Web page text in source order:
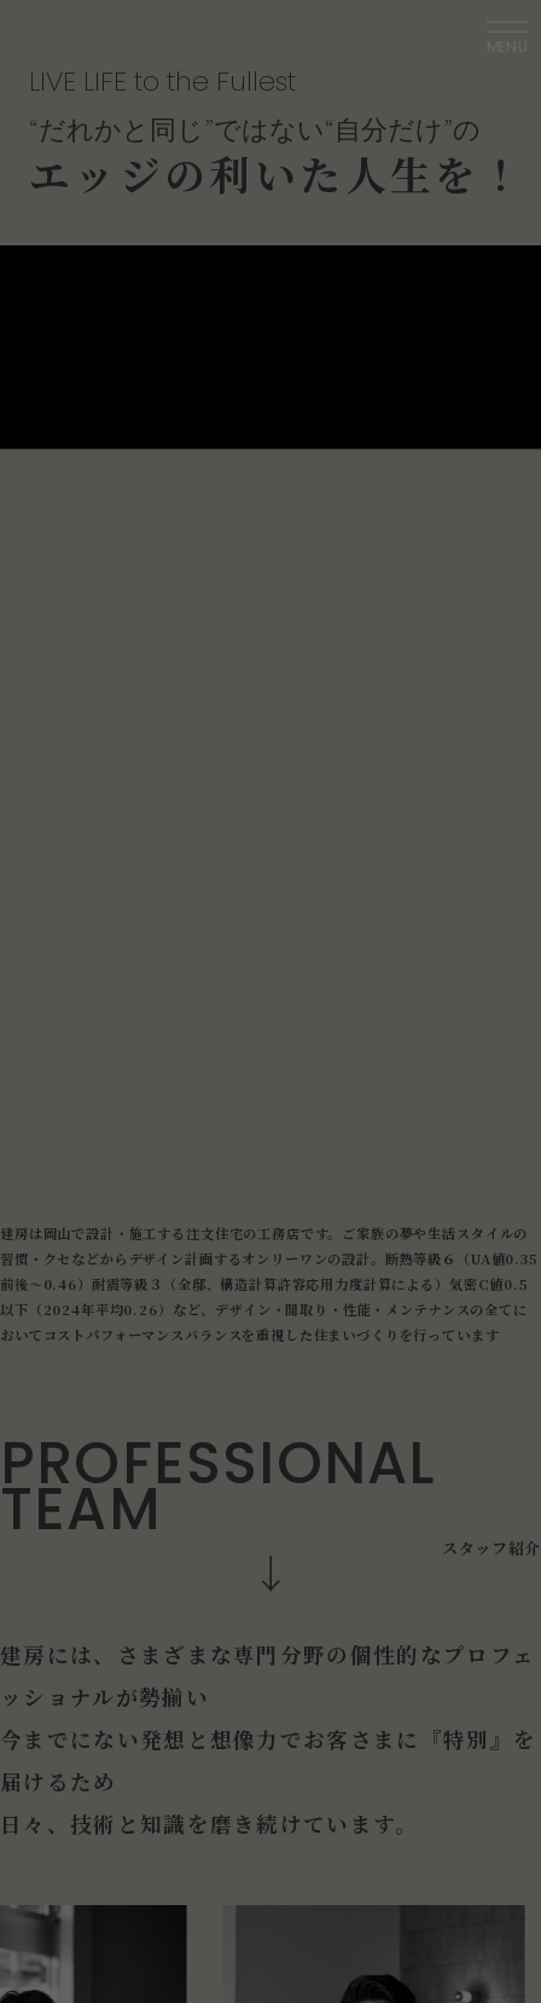
LIVE LIFE to the Fullest
“だれかと 同 じ”ではない“自分だけ”の
エ ッ ジの利いた 人生 を ！
建房は岡山で設計・施工する注文住宅の工務店です。ご家族の夢や生活スタイルの
習慣・クセなどからデザイン計画するオンリーワンの設計。断熱等級６（UA値0.35
前後～0.46）耐震等級３（全邸、構造計算許容応用力度計算による）気密C値0.5
以下（2024年平均0.26）など、デザイン・間取り・性能・メンテナンスの全てに
おいてコストパフォーマンスバランスを重視した住まいづくりを行っています
PROFESSIONAL
TEAM ス タ ッ フ 紹介
建房には、さまざまな専門分野の個性的なプロフェ
ッショナルが勢揃い
今までにない発想と想像力でお客さまに『特別』を
届けるため
日々、技術と知識を磨き続けています。